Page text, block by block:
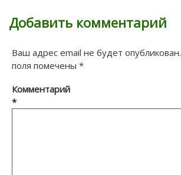
Добавить комментарий
Ваш адрес email не будет опубликован.
поля помечены *
Комментарий
*